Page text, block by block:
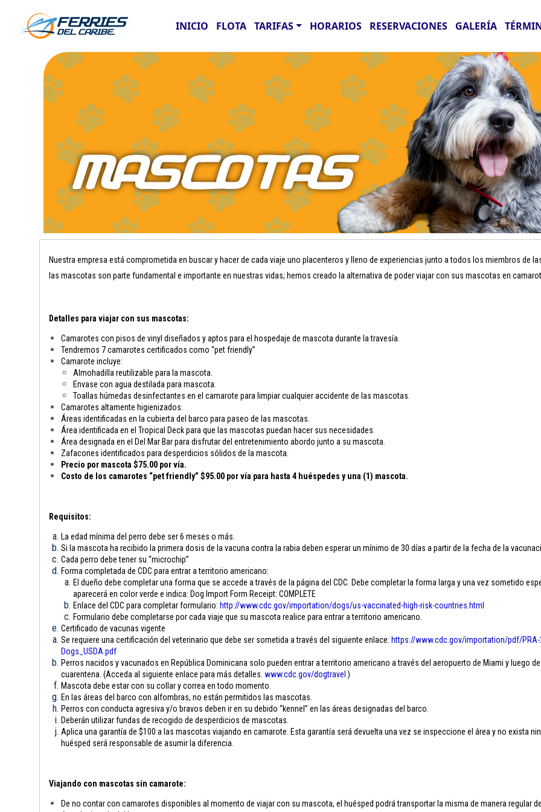
INICIO FLOTA TARIFAS HORARIOS RESERVACIONES GALERÍA
Nuestra empresa está comprometida en buscar y hacer de cada viaje uno placenteros y lleno de experiencias junto a todos los miembros de
las mascotas son parte fundamental e importante en nuestras vidas; hemos creado la alternativa de poder viajar con sus mascotas en
Detalles para viajar con sus mascotas:
Camarotes con pisos de vinyl diseñados y aptos para el hospedaje de mascota durante la travesía.
Tendremos 7 camarotes certificados como “pet friendly”
Camarote incluye:
Almohadilla reutilizable para la mascota.
Envase con agua destilada para mascota.
Toallas húmedas desinfectantes en el camarote para limpiar cualquier accidente de las mascotas.
Camarotes altamente higienizados.
Áreas identificadas en la cubierta del barco para paseo de las mascotas.
Área identificada en el Tropical Deck para que las mascotas puedan hacer sus necesidades.
Área designada en el Del Mar Bar para disfrutar del entretenimiento abordo junto a su mascota.
Zafacones identificados para desperdicios sólidos de la mascota.
Precio por mascota $75.00 por vía.
Costo de los camarotes “pet friendly” $95.00 por vía para hasta 4 huéspedes y una (1) mascota.
Requisitos:
La edad mínima del perro debe ser 6 meses o más.
Si la mascota ha recibido la primera dosis de la vacuna contra la rabia deben esperar un mínimo de 30 días a partir de la fecha de la
Cada perro debe tener su “microchip”
Forma completada de CDC para entrar a territorio americano:
El dueño debe completar una forma que se accede a través de la página del CDC. Debe completar la forma larga y una vez sometido
aparecerá en color verde e indica: Dog Import Form Receipt: COMPLETE
Enlace del CDC para completar formulario: http://www.cdc.gov/importation/dogs/us-vaccinated-high-risk-countries.html
Formulario debe completarse por cada viaje que su mascota realice para entrar a territorio americano.
Certificado de vacunas vigente
Se requiere una certificación del veterinario que debe ser sometida a través del siguiente enlace: https://www.cdc.gov/importation/pdf/PRA-
Dogs_USDA.pdf
Perros nacidos y vacunados en República Dominicana solo pueden entrar a territorio americano a través del aeropuerto de Miami y luego
cuarentena. (Acceda al siguiente enlace para más detalles. www.cdc.gov/dogtravel )
Mascota debe estar con su collar y correa en todo momento.
En las áreas del barco con alfombras, no están permitidos las mascotas.
Perros con conducta agresiva y/o bravos deben ir en su debido “kennel” en las áreas designadas del barco.
Deberán utilizar fundas de recogido de desperdicios de mascotas.
Aplica una garantía de $100 a las mascotas viajando en camarote. Esta garantía será devuelta una vez se inspeccione el área y no exista
huésped será responsable de asumir la diferencia.
Viajando con mascotas sin camarote:
De no contar con camarotes disponibles al momento de viajar con su mascota, el huésped podrá transportar la misma de manera regular